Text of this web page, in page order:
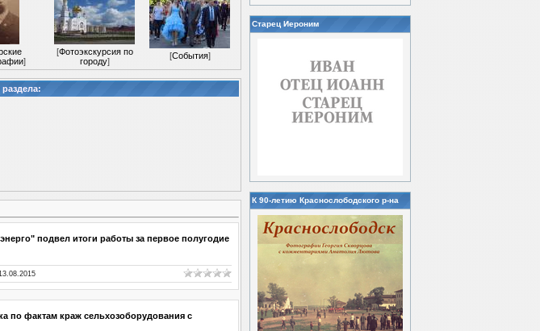
]
[Фотоэкскурсия по
городу]
[События]
подвел итоги работы за первое полугодие
по фактам краж сельхозоборудования с
Старец Иероним
К 90-летию Краснослободского р-на